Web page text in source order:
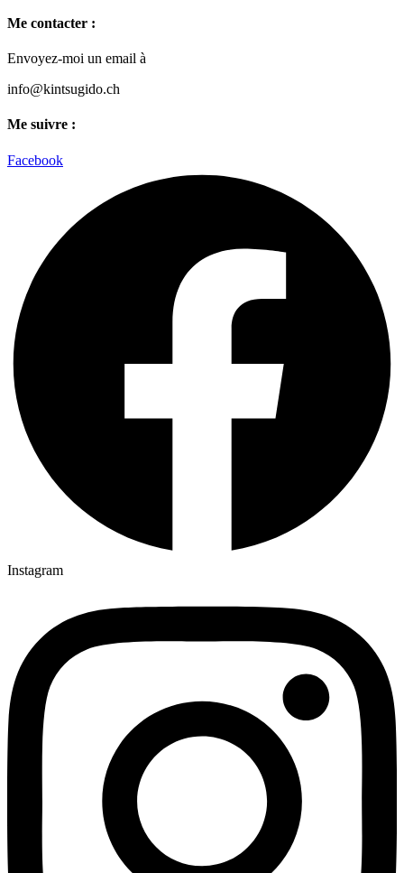
Me contacter :
Envoyez-moi un email à
info@kintsugido.ch
Me suivre :
Facebook
Instagram